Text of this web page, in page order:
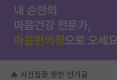
🔥 시선집중 핫한 인기글